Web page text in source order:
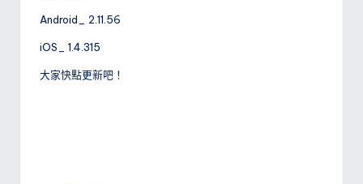
Android_ 2.11.56
iOS_ 1.4.315
大家快點更新吧！